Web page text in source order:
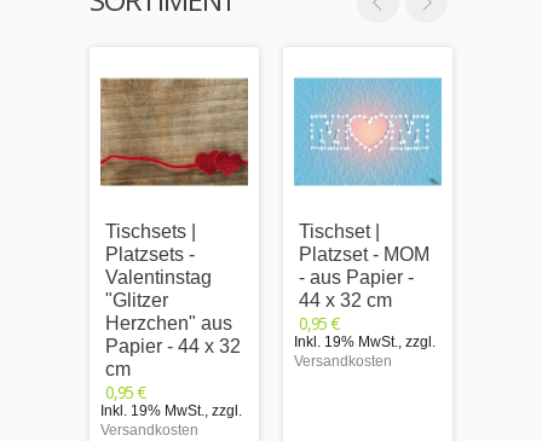
Tischsets |
Platzsets -
Valentinstag
"Glitzer
Herzchen" aus
Papier - 44 x 32
cm
0,95 €
Inkl. 19% MwSt., zzgl.
Versandkosten
Tischset |
Platzset - MOM
- aus Papier -
44 x 32 cm
0,95 €
Inkl. 19% MwSt., zzgl.
Versandkosten